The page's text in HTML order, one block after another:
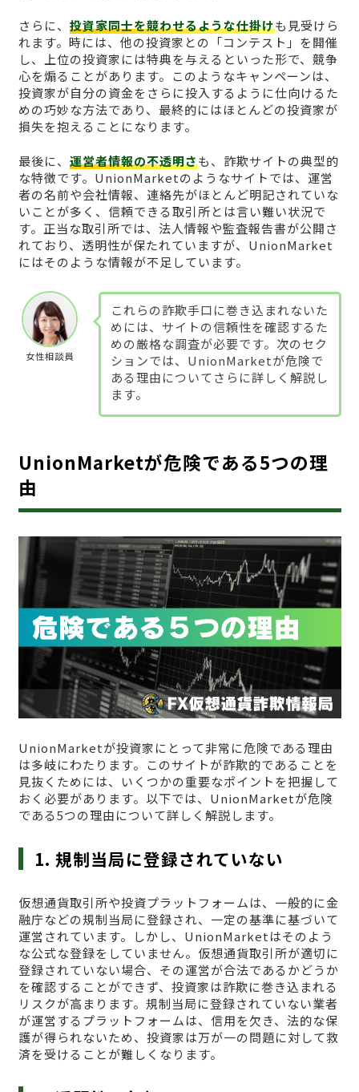
さらに、 投資家同士を競わせるような仕掛けも見受けら
れます。時には、他の投資家との「コンテスト」を開催
し、上位の投資家には特典を与えるといった形で、競争
心を煽ることがあります。このようなキャンペーンは、
投資家が自分の資金をさらに投入するように仕向けるた
めの巧妙な方法であり、最終的にはほとんどの投資家が
損失を抱えることになります。
最後に、 運営者情報の不透明さも、詐欺サイトの典型的
な特徴です。UnionMarketのようなサイトでは、運営
者の名前や会社情報、連絡先がほとんど明記されていな
いことが多く、信頼できる取引所とは言い難い状況で
す。正当な取引所では、法人情報や監査報告書が公開さ
れており、透明性が保たれていますが、UnionMarket
にはそのような情報が不足しています。
女性相談員
これらの詐欺手口に巻き込まれないた
めには、サイトの信頼性を確認するた
めの厳格な調査が必要です。次のセク
ションでは、UnionMarketが危険で
ある理由についてさらに詳しく解説し
ます。
UnionMarketが危険である5つの理
由
UnionMarketが投資家にとって非常に危険である理由
は多岐にわたります。このサイトが詐欺的であることを
見抜くためには、いくつかの重要なポイントを把握して
おく必要があります。以下では、UnionMarketが危険
である5つの理由について詳しく解説します。
1. 規制当局に登録されていない
仮想通貨取引所や投資プラットフォームは、一般的に金
融庁などの規制当局に登録され、一定の基準に基づいて
運営されています。しかし、UnionMarketはそのよう
な公式な登録をしていません。仮想通貨取引所が適切に
登録されていない場合、その運営が合法であるかどうか
を確認することができず、投資家は詐欺に巻き込まれる
リスクが高まります。規制当局に登録されていない業者
が運営するプラットフォームは、信用を欠き、法的な保
護が得られないため、投資家は万が一の問題に対して救
済を受けることが難しくなります。